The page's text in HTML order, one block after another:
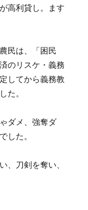
高利貸し。ます
民は、「困民
のリスケ・義務
してから義務教
た。
ダメ、強奪ダ
した。
、刀剣を奪い、